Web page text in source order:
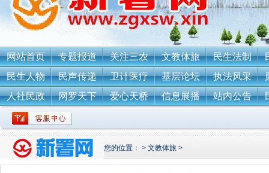
网站首页 专题报道 关注三农 文教体旅 民生法制
民生人物
民声传递 卫计医疗 基层论坛 执法风采
人社民政
网罗天下 爱心天桥 信息展播 站内公告
您的位置： > 文教体旅 >